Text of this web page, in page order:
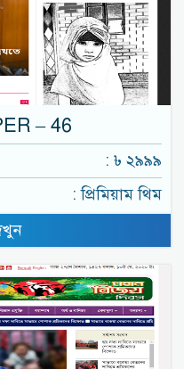
– 46
: ৳ ২৯৯৯
: প্রিমিয়াম থিম